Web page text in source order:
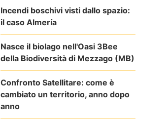
Incendi boschivi visti dallo spazio:
il caso Almería
Nasce il biolago nell'Oasi 3Bee
della Biodiversità di Mezzago (MB)
Confronto Satellitare: come è
cambiato un territorio, anno dopo
anno